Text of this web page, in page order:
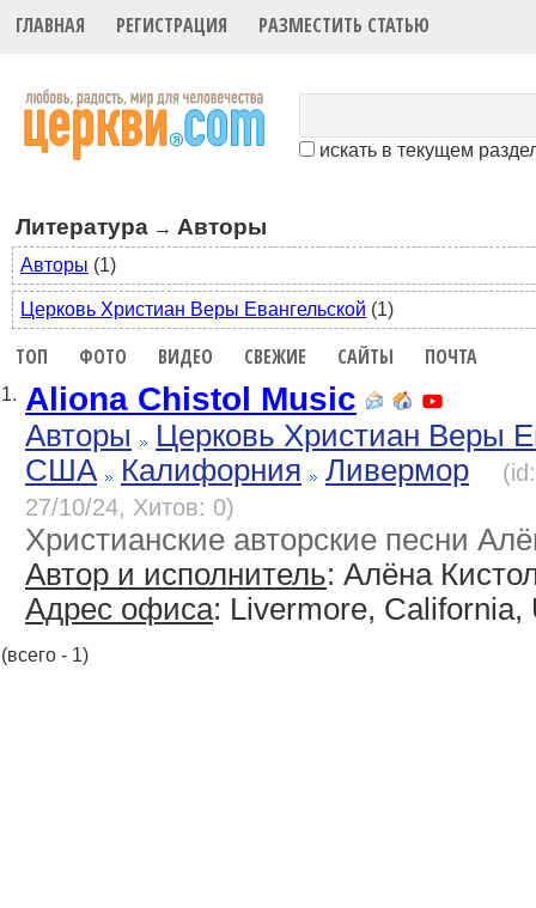
ГЛАВНАЯ РЕГИСТРАЦИЯ РАЗМЕСТИТЬ СТАТЬЮ
искать в текущем
Литература → Авторы
Авторы (1)
Церковь Христиан Веры Евангельской (1)
ТОП ФОТО ВИДЕО СВЕЖИЕ САЙТЫ ПОЧТА
1. Aliona Chistol Music
Авторы
Церковь Христиан Веры
США
Калифорния Ливермор
27/10/24, Хитов: 0)
Христианские авторские песни
Автор и исполнитель: Алёна
Адрес офиса: Livermore, California,
(всего - 1)